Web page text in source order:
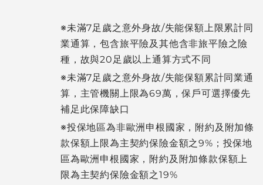
※未滿7足歲之意外身故/失能保額上限累計同
業通算，包含旅平險及其他含非旅平險之險
種，故與20足歲以上通算方式不同
※未滿7足歲之意外身故/失能保額累計同業通
算，主管機關上限為69萬，保戶可選擇優先
補足此保障缺口
※投保地區為非歐洲申根國家，附約及附加條
款保額上限為主契約保險金額之9%；投保地
區為歐洲申根國家，附約及附加條款保額上
限為主契約保險金額之19%